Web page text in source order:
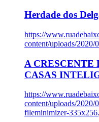
Herdade dos
https://
content/uploads/2020/
A CRESCENTE
CASAS
https://
content/uploads/2020/
fileminimizer-